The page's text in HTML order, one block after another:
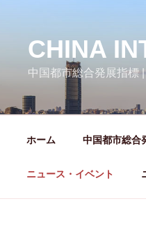
CHINA
中国都市総合発展指標
ホーム 中国都市総合
ニュース・イベント